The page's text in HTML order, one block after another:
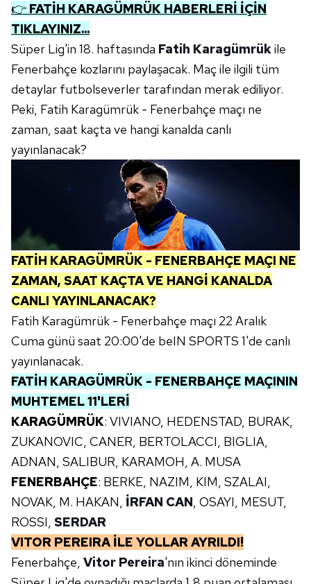
👉 FATİH KARAGÜMRÜK HABERLERİ İÇİN
TIKLAYINIZ...
Süper Lig'in 18. haftasında Fatih Karagümrükile
Fenerbahçe kozlarını paylaşacak. Maç ile ilgili tüm
detaylar futbolseverler tarafından merak ediliyor.
Peki, Fatih Karagümrük - Fenerbahçe maçı ne
zaman, saat kaçta ve hangi kanalda canlı
yayınlanacak?
FATİH KARAGÜMRÜK - FENERBAHÇE MAÇI NE
ZAMAN, SAAT KAÇTA VE HANGİ KANALDA
CANLI YAYINLANACAK?
Fatih Karagümrük - Fenerbahçe maçı 22 Aralık
Cuma günü saat 20:00'de beIN SPORTS 1'de canlı
yayınlanacak.
FATİH KARAGÜMRÜK - FENERBAHÇE MAÇININ
MUHTEMEL 11'LERİ
KARAGÜMRÜK: VIVIANO, HEDENSTAD, BURAK,
ZUKANOVIC, CANER, BERTOLACCI, BIGLIA,
ADNAN, SALIBUR, KARAMOH, A. MUSA
FENERBAHÇE: BERKE, NAZIM, KIM, SZALAI,
NOVAK, M. HAKAN, İRFAN CAN, OSAYI, MESUT,
ROSSI, SERDAR
VITOR PEREIRA İLE YOLLAR AYRILDI!
Fenerbahçe, Vitor Pereira'nın ikinci döneminde